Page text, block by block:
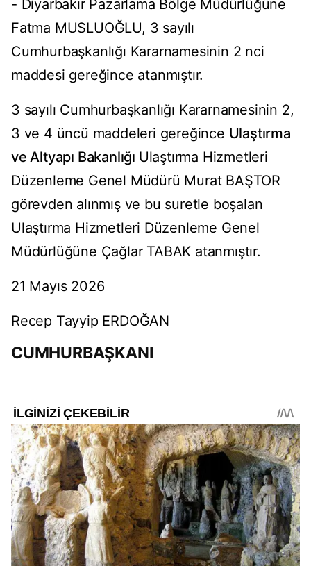
- Diyarbakır Pazarlama Bölge Müdürlüğüne
Fatma MUSLUOĞLU, 3 sayılı
Cumhurbaşkanlığı Kararnamesinin 2 nci
maddesi gereğince atanmıştır.
3 sayılı Cumhurbaşkanlığı Kararnamesinin 2,
3 ve 4 üncü maddeleri gereğince Ulaştırma
ve Altyapı Bakanlığı Ulaştırma Hizmetleri
Düzenleme Genel Müdürü Murat BAŞTOR
görevden alınmış ve bu suretle boşalan
Ulaştırma Hizmetleri Düzenleme Genel
Müdürlüğüne Çağlar TABAK atanmıştır.
21 Mayıs 2026
Recep Tayyip ERDOĞAN
CUMHURBAŞKANI